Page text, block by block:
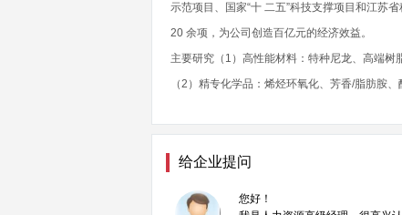
示范项目、国家“十 二五”科技支撑项目和江苏
20 余项，为公司创造百亿元的经济效益。
主要研究（1）高性能材料：特种尼龙、高端
（2）精专化学品：烯烃环氧化、芳香/脂肪胺
给企业提问
您好！